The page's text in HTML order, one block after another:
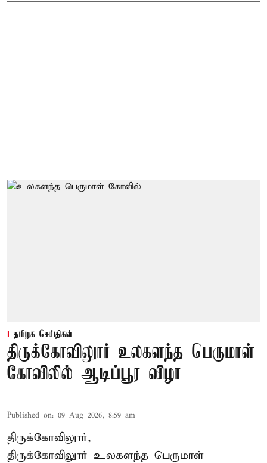
தமிழக செய்திகள்
திருக்கோவிலுார் உலகளந்த பெருமாள்
கோவிலில் ஆடிப்பூர விழா
Published on: 09 Aug 2026, 8:59 am
திருக்கோவிலுார்,
திருக்கோவிலுார் உலகளந்த பெருமாள்